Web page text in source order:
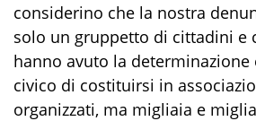
considerino che la nostra
solo un gruppetto di cittadini e
hanno avuto la determinazione
civico di costituirsi in
organizzati, ma migliaia e